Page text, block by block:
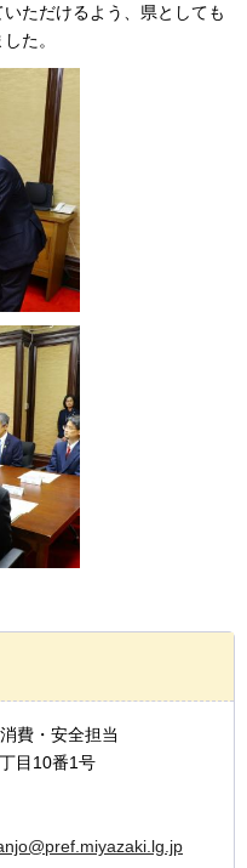
ただけるよう、県としても
た。
費・安全担当
目10番1号